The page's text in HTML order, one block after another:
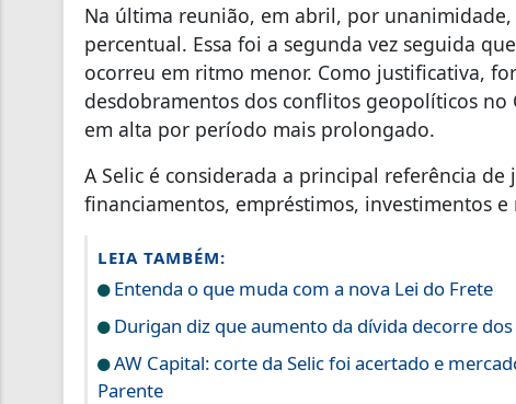
Na última reunião, em abril, por
percentual. Essa foi a segunda vez seguida
ocorreu em ritmo menor. Como justificativa,
desdobramentos dos conflitos geopolíticos
em alta por período mais prolongado.
A Selic é considerada a principal referência
financiamentos, empréstimos, investimentos
LEIA TAMBÉM:
Entenda o que muda com a nova Lei do Frete
Durigan diz que aumento da dívida decorre
AW Capital: corte da Selic foi acertado e
Parente